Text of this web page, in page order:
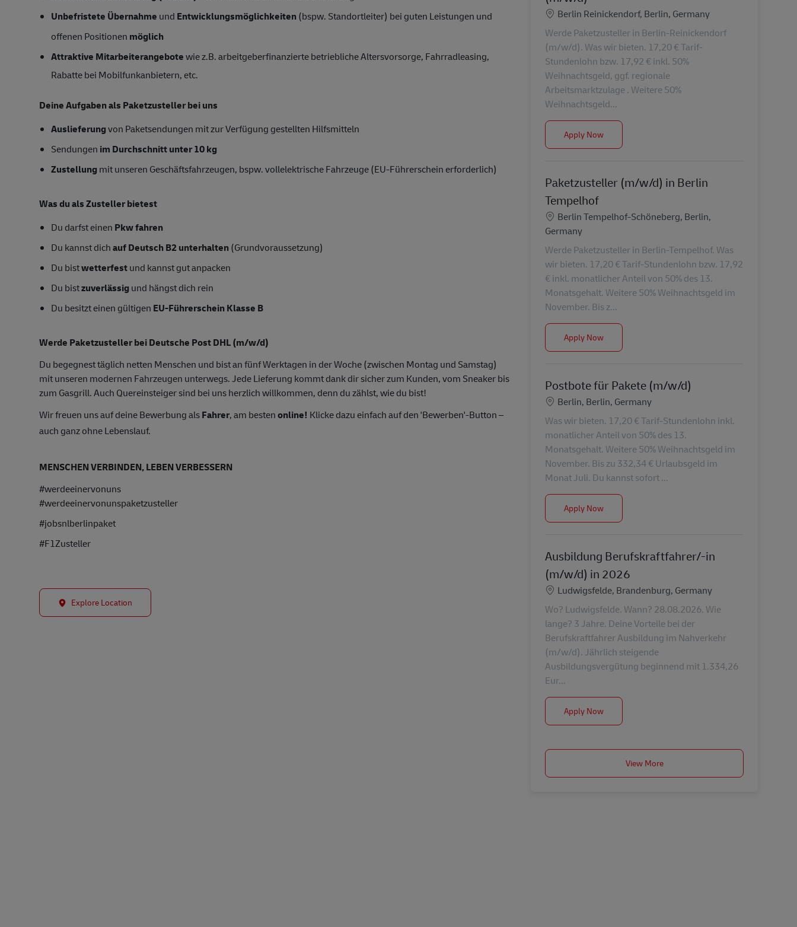
Unbefristete Übernahme und Entwicklungsmöglichkeiten(bspw. Standortleiter) bei guten Leistungen und
offenen Positionen möglich
Attraktive Mitarbeiterangebotewie z.B. arbeitgeberfinanzierte betriebliche Altersvorsorge, Fahrradleasing,
Rabatte bei Mobilfunkanbietern, etc.
Deine Aufgaben als Paketzusteller bei uns
Auslieferungvon Paketsendungen mit zur Verfügung gestellten Hilfsmitteln
Sendungen im Durchschnitt unter 10 kg
Zustellung mit unseren Geschäftsfahrzeugen, bspw. vollelektrische Fahrzeuge (EU-Führerschein erforderlich)
Was du als Zusteller bietest
Du darfst einen Pkw fahren
Du kannst dichauf DeutschB2unterhalten(Grundvoraussetzung)
Du bistwetterfestund kannst gut anpacken
Du bistzuverlässig und hängst dich rein
Du besitzt einen gültigen EU-Führerschein Klasse B
Werde Paketzusteller bei Deutsche Post DHL (m/w/d)
Du begegnest täglich netten Menschen und bist an fünf Werktagen in der Woche (zwischen Montag und Samstag)
mit unseren modernen Fahrzeugen unterwegs. Jede Lieferung kommt dank dir sicher zum Kunden, vom Sneaker bis
zum Gasgrill. Auch Quereinsteiger sind bei uns herzlich willkommen, denn du zählst, wie du bist!
Wir freuen uns auf deine Bewerbung alsFahrer, am bestenonline! Klicke dazu einfach auf den 'Bewerben'-Button –
auch ganz ohne Lebenslauf.
MENSCHEN VERBINDEN, LEBEN VERBESSERN
#werdeeinervonuns
#werdeeinervonunspaketzusteller
#jobsnlberlinpaket
#F1Zusteller
Explore Location
Location
Berlin Reinickendorf, Berlin, Germany
Werde Paketzusteller in Berlin-Reinickendorf
(m/w/d). Was wir bieten. 17,20 € Tarif-
Stundenlohn bzw. 17,92 € inkl. 50%
Weihnachtsgeld, ggf. regionale
Arbeitsmarktzulage . Weitere 50%
Weihnachtsgeld...
Apply NowPaketzusteller in Berlin Reinickendorf (m/w/d)
Paketzusteller (m/w/d) in Berlin
Tempelhof
Location
Berlin Tempelhof-Schöneberg, Berlin,
Germany
Werde Paketzusteller in Berlin-Tempelhof. Was
wir bieten. 17,20 € Tarif-Stundenlohn bzw. 17,92
€ inkl. monatlicher Anteil von 50% des 13.
Monatsgehalt. Weitere 50% Weihnachtsgeld im
November. Bis z...
Apply NowPaketzusteller (m/w/d) in Berlin Tempelhof
Postbote für Pakete (m/w/d)
Location
Berlin, Berlin, Germany
Was wir bieten. 17,20 € Tarif-Stundenlohn inkl.
monatlicher Anteil von 50% des 13.
Monatsgehalt. Weitere 50% Weihnachtsgeld im
November. Bis zu 332,34 € Urlaubsgeld im
Monat Juli. Du kannst sofort ...
Apply NowPostbote für Pakete (m/w/d)
Ausbildung Berufskraftfahrer/-in
(m/w/d) in 2026
Location
Ludwigsfelde, Brandenburg, Germany
Wo? Ludwigsfelde. Wann? 28.08.2026. Wie
lange? 3 Jahre. Deine Vorteile bei der
Berufskraftfahrer Ausbildung im Nahverkehr
(m/w/d). Jährlich steigende
Ausbildungsvergütung beginnend mit 1.334,26
Eur...
Apply NowAusbildung Berufskraftfahrer/-in (m/w/d) in 2026
View More